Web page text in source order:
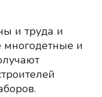
и труда и
многодетные и